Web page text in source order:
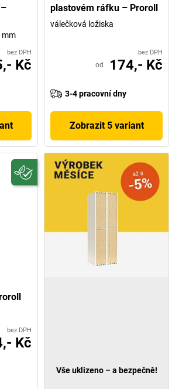
mm
bez DPH
Kč
plastovém ráfku – Proroll
válečková ložiska
bez DPH
od 174,- Kč
3-4 pracovní dny
Zobrazit 5 variant
bez DPH
Kč
Vše uklizeno – a bezpečně!